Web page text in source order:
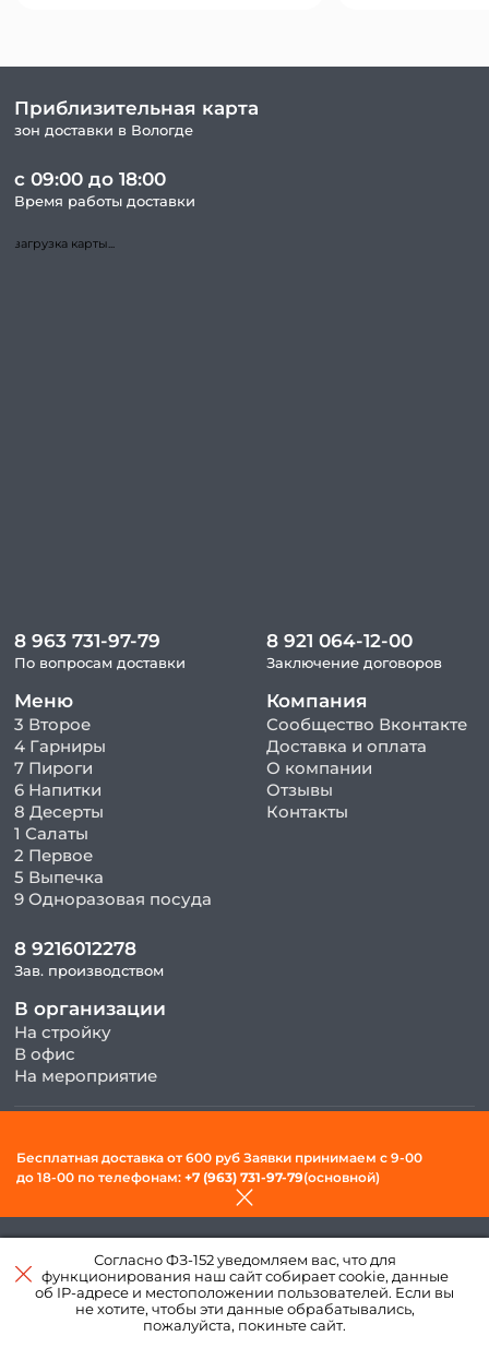
Приблизительная карта
зон доставки в Вологде
с 09:00 до 18:00
Время работы доставки
загрузка карты...
8 963 731-97-79
По вопросам доставки
Меню
3 Второе
4 Гарниры
7 Пироги
6 Напитки
8 Десерты
1 Салаты
2 Первое
5 Выпечка
9 Одноразовая посуда
8 921 064-12-00
Заключение договоров
Компания
Сообщество Вконтакте
Доставка и оплата
О компании
Отзывы
Контакты
8 9216012278
Зав. производством
В организации
На стройку
В офис
На мероприятие
права защищены.
Политика конфиденциальности и обработки персональных
Создано в интернет–
агентстве«Пегас»
Согласно ФЗ-152 уведомляем вас, что для
функционирования наш сайт собирает cookie, данные
об IP-адресе и местоположении пользователей. Если вы
не хотите, чтобы эти данные обрабатывались,
пожалуйста, покиньте сайт.
Бесплатная доставка от 600 руб Заявки принимаем c 9-00
до 18-00 по телефонам: +7 (963) 731-97-79(основной)